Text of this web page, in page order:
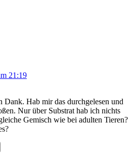
21:19
Dank. Hab mir das durchgelesen und
Nur über Substrat hab ich nichts
Gemisch wie bei adulten Tieren?